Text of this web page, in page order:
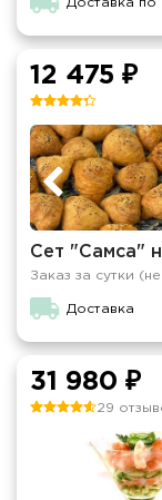
Доставка по
12 475 ₽
Сет "Самса"
Заказ за сутки
Доставка
31 980 ₽
29